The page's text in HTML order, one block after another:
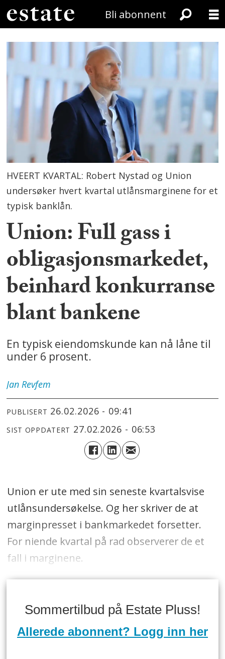
Bli abonnent
HVEERT KVARTAL: Robert Nystad og Union
undersøker hvert kvartal utlånsmarginene for et
typisk banklån.
Union: Full gass i
obligasjonsmarkedet,
beinhard konkurranse
blant bankene
En typisk eiendomskunde kan nå låne til
under 6 prosent.
Jan Revfem
PUBLISERT 26.02.2026 - 09:41
SIST OPPDATERT 27.02.2026 - 06:53
Union er ute med sin seneste kvartalsvise
utlånsundersøkelse. Og her skriver de at
marginpresset i bankmarkedet forsetter.
For niende kvartal på rad observerer de et
fall i marginene.
Sommertilbud på Estate Pluss!
Allerede abonnent? Logg inn her